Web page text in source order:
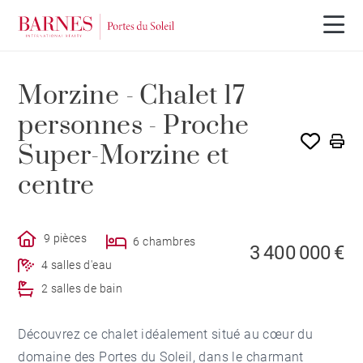
Morzine - Chalet 17
personnes - Proche
Super-Morzine et
centre
9 pièces
6 chambres
4 salles d'eau
2 salles de bain
3 400 000 €
Découvrez ce chalet idéalement situé au cœur du
domaine des Portes du Soleil, dans le charmant